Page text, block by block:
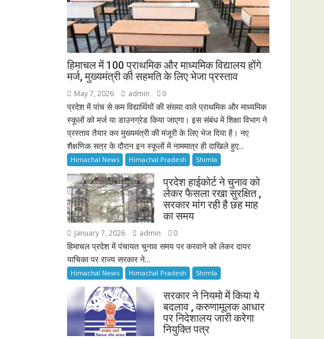
हिमाचल में 100 प्राथमिक और माध्यमिक विद्यालय होंगे
मर्ज, मुख्यमंत्री की सहमति के लिए भेजा प्रस्ताव
May 7, 2026 admin 0
प्रदेश में पांच से कम विद्यार्थियों की संख्या वाले प्राथमिक और माध्यमिक
स्कूलों को मर्ज या डाउनग्रेड किया जाएगा। इस संबंध में शिक्षा विभाग ने
प्रस्ताव तैयार कर मुख्यमंत्री की मंजूरी के लिए भेज दिया है। नए
शैक्षणिक सत्र के दौरान इन स्कूलों में नाममात्र ही दाखिले हुए...
Himachal News Himachal Pradesh Shimla
प्रदेश हाईकोर्ट ने चुनाव को
लेकर फैसला रखा सुरक्षित ,
सरकार मांग रही है छह माह
का समय
January 7, 2026 admin 0
हिमाचल प्रदेश में पंचायत चुनाव समय पर करवाने को लेकर दायर
याचिका पर राज्य सरकार ने...
Himachal News Himachal Pradesh Shimla
सरकार ने नियमो में किया ये
बदलाव , करुणामूलक आधार
पर निदेशालय जारी करेगा
नियुक्ति पत्र